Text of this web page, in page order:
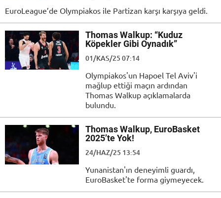
EuroLeague’de Olympiakos ile Partizan karşı karşıya geldi.
Thomas Walkup: “Kuduz
Köpekler Gibi Oynadık”
01/KAS/25 07:14
Olympiakos'un Hapoel Tel Aviv'i
mağlup ettiği maçın ardından
Thomas Walkup açıklamalarda
bulundu.
Thomas Walkup, EuroBasket
2025’te Yok!
24/HAZ/25 13:54
Yunanistan'ın deneyimli guardı,
EuroBasket'te forma giymeyecek.